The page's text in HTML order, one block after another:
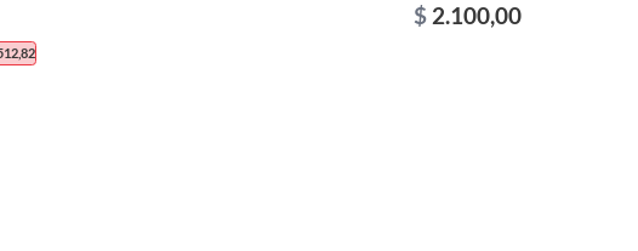
$ 2.100,00